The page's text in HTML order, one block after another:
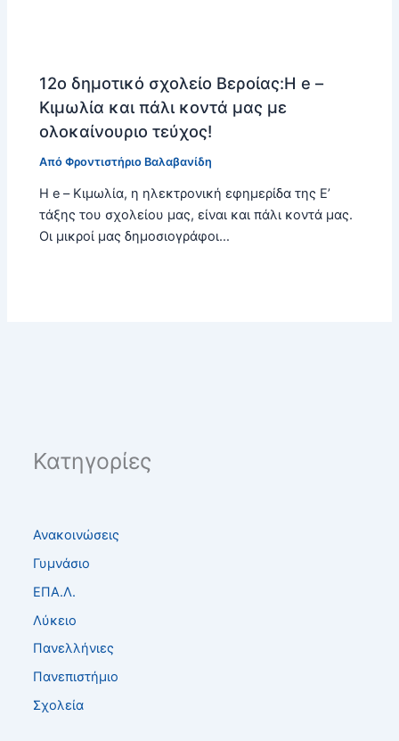
12ο δημοτικό σχολείο Βεροίας:Η e –
Κιμωλία και πάλι κοντά μας με
ολοκαίνουριο τεύχος!
ΑπόΦροντιστήριο Βαλαβανίδη
Η e – Κιμωλία, η ηλεκτρονική εφημερίδα της Ε’
τάξης του σχολείου μας, είναι και πάλι κοντά μας.
Οι μικροί μας δημοσιογράφοι…
Κατηγορίες
Ανακοινώσεις
Γυμνάσιο
ΕΠΑ.Λ.
Λύκειο
Πανελλήνιες
Πανεπιστήμιο
Σχολεία